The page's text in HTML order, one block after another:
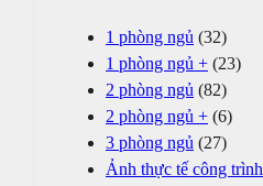
1 phòng ngủ (32)
1 phòng ngủ + (23)
2 phòng ngủ (82)
2 phòng ngủ + (6)
3 phòng ngủ (27)
Ảnh thực tế công trình